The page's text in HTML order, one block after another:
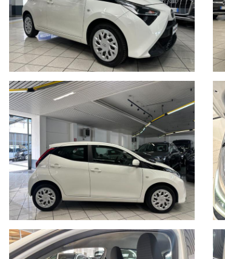
Radio DAB
Climatizzare manuale cona/c
USB - Aux
Cruise control
Comandi al volante
Luci diurne a Led
Fendinebbia post
Sedile conducente regolabile in altezza
Porta bevande
Pneumatici quattro stagioni Hankook165/60
Preventivi di finanziamento personalizzati e polizze
I Km delle nostre auto sono indicati nel contratto di
WE SPEAK ENGLISH,
NOUS PARLONS FRANÇAIS